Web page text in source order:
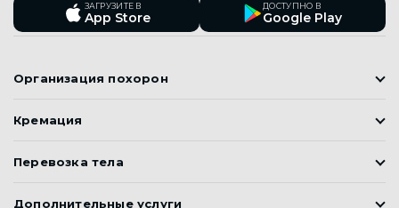
ЗАГРУЗИТЕ В
App Store
ДОСТУПНО В
Google Play
Организация похорон
Корейские похороны
Кремация
Перевозка тела
Дополнительные услуги